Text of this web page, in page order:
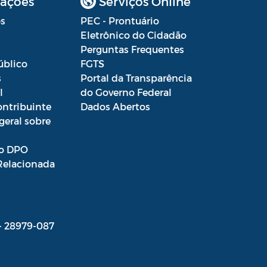
sobre
DPO
PEC - Prontuário
Eletrônico do Cidadão
Perguntas Frequentes
FGTS
Portal da Transparência
do Governo Federal
Dados Abertos
28979-087